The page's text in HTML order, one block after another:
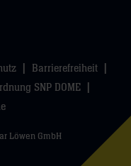
Barrierefreiheit
SNP DOME
Löwen GmbH